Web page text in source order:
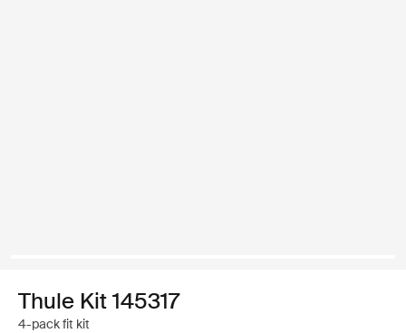
Thule Kit 145317
4-pack fit kit